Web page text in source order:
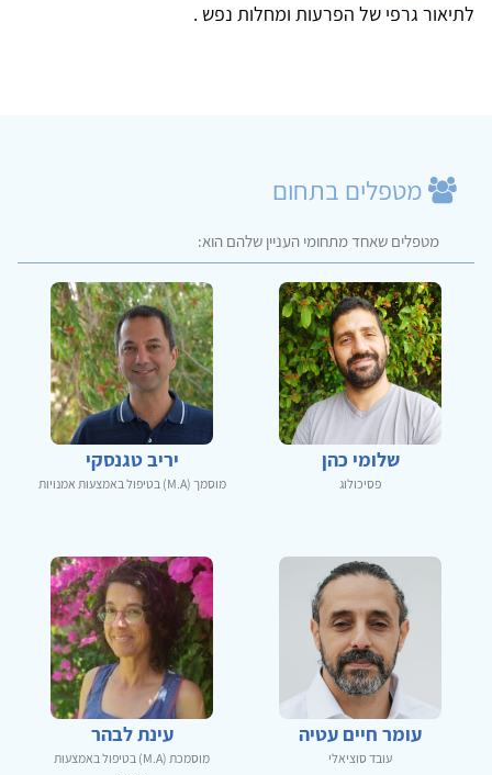
לתיאור גרפי של הפרעות ומחלות נפש .
מטפלים בתחום
מטפלים שאחד מתחומי העניין שלהם הוא:
שלומי כהן
פסיכולוג
יריב טגנסקי
מוסמך (M.A) בטיפול באמצעות אמנויות
עומר חיים עטיה
עובד סוציאלי
עינת לבהר
מוסמכת (M.A) בטיפול באמצעות